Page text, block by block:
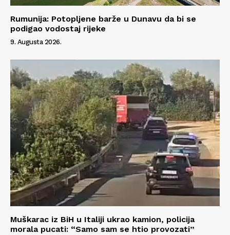
Info
O nama
Kontakt
Impressum
Rumunija: Potopljene barže u Dunavu da bi se
podigao vodostaj rijeke
9. Augusta 2026.
Muškarac iz BiH u Italiji ukrao kamion, policija
morala pucati: “Samo sam se htio provozati”